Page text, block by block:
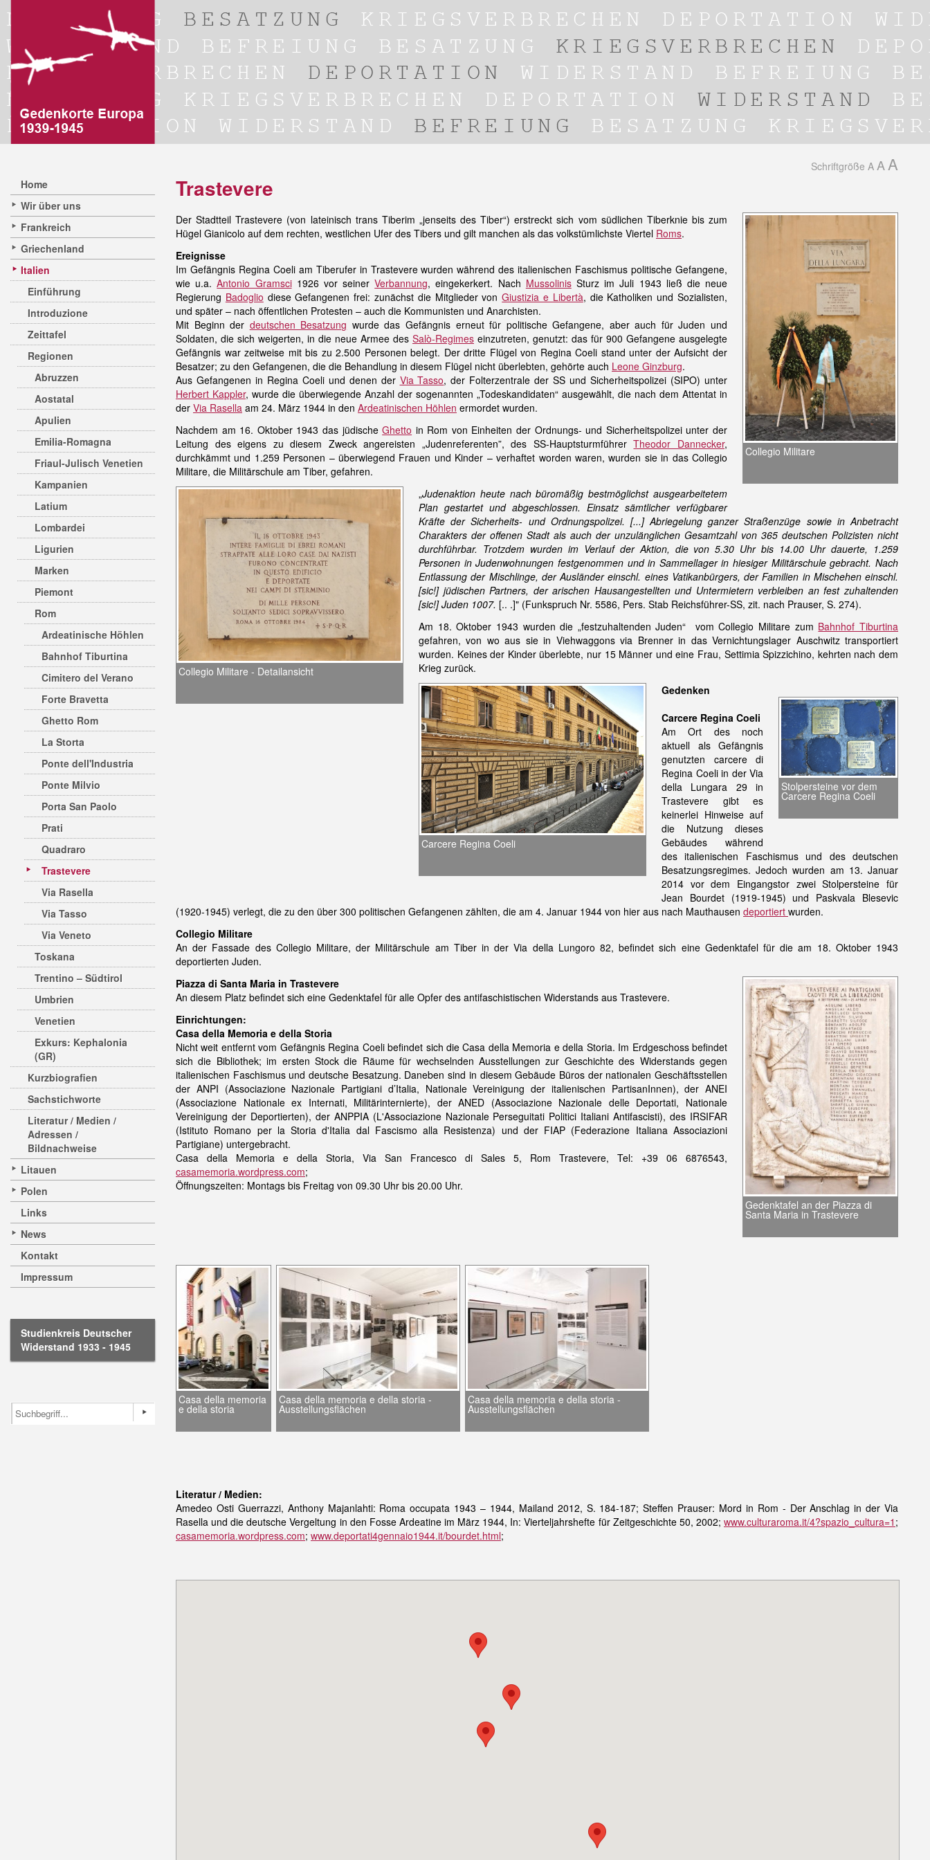
Home
Wir über uns
Frankreich
Griechenland
Italien
Einführung
Introduzione
Zeittafel
Regionen
Abruzzen
Aostatal
Apulien
Emilia-Romagna
Friaul-Julisch Venetien
Kampanien
Latium
Lombardei
Ligurien
Marken
Piemont
Rom
Ardeatinische Höhlen
Bahnhof Tiburtina
Cimitero del Verano
Forte Bravetta
Ghetto Rom
La Storta
Ponte dell'Industria
Ponte Milvio
Porta San Paolo
Prati
Quadraro
Trastevere
Via Rasella
Via Tasso
Via Veneto
Toskana
Trentino – Südtirol
Umbrien
Venetien
Exkurs: Kephalonia
(GR)
Kurzbiografien
Sachstichworte
Literatur / Medien /
Adressen /
Bildnachweise
Litauen
Polen
Links
News
Kontakt
Impressum
Studienkreis Deutscher
Widerstand 1933 - 1945
Schriftgröße A A A
Trastevere
Collegio Militare
Der Stadtteil Trastevere (von lateinisch trans Tiberim „jenseits des Tiber“) erstreckt sich vom südlichen Tiberknie bis zum
Hügel Gianicolo auf dem rechten, westlichen Ufer des Tibers und gilt manchen als das volkstümlichste Viertel Roms.
Ereignisse
Im Gefängnis Regina Coeli am Tiberufer in Trastevere wurden während des italienischen Faschismus politische Gefangene,
wie u.a.Antonio Gramsci1926 vor seinerVerbannung, eingekerkert. Nach MussolinisSturz im Juli 1943 ließ die neue
Regierung Badoglio diese Gefangenen frei: zunächst die Mitglieder vonGiustizia e Libertà, die Katholiken und Sozialisten,
und später – nach öffentlichen Protesten – auch die Kommunisten und Anarchisten.
Mit Beginn der deutschen Besatzung wurde das Gefängnis erneut für politische Gefangene, aber auch für Juden und
Soldaten, die sich weigerten, in die neue Armee des Salò-Regimes einzutreten, genutzt: das für 900 Gefangene ausgelegte
Gefängnis war zeitweise mit bis zu 2.500 Personen belegt. Der dritte Flügel von Regina Coeli stand unter der Aufsicht der
Besatzer; zu den Gefangenen, die die Behandlung in diesem Flügel nicht überlebten, gehörte auch Leone Ginzburg.
Aus Gefangenen in Regina Coeli und denen der Via Tasso, der Folterzentrale der SS und Sicherheitspolizei (SIPO) unter
Herbert Kappler, wurde die überwiegende Anzahl der sogenannten „Todeskandidaten“ ausgewählt, die nach dem Attentat in
der Via Rasella am 24. März 1944 in den Ardeatinischen Höhlen ermordet wurden.
Nachdem am 16. Oktober 1943 das jüdischeGhetto in Rom von Einheiten der Ordnungs- und Sicherheitspolizei unter der
Leitung des eigens zu diesem Zweck angereisten „Judenreferenten”, des SS-HauptsturmführerTheodor Dannecker,
durchkämmt und 1.259 Personen – überwiegend Frauen und Kinder – verhaftet worden waren, wurden sie in das Collegio
Militare, die Militärschule am Tiber, gefahren.
Collegio Militare - Detailansicht
„Judenaktion heute nach büromäßig bestmöglichst ausgearbeitetem
Plan gestartet und abgeschlossen. Einsatz sämtlicher verfügbarer
Kräfte der Sicherheits- und Ordnungspolizei. [...] Abriegelung ganzer Straßenzüge sowie in Anbetracht
Charakters der offenen Stadt als auch der unzulänglichen Gesamtzahl von 365 deutschen Polizisten nicht
durchführbar. Trotzdem wurden im Verlauf der Aktion, die von 5.30 Uhr bis 14.00 Uhr dauerte, 1.259
Personen in Judenwohnungen festgenommen und in Sammellager in hiesiger Militärschule gebracht. Nach
Entlassung der Mischlinge, der Ausländer einschl. eines Vatikanbürgers, der Familien in Mischehen einschl.
[sic!] jüdischen Partners, der arischen Hausangestellten und Untermietern verbleiben an fest zuhaltenden
[sic!] Juden 1007. [.. .]" (Funkspruch Nr. 5586, Pers. Stab Reichsführer-SS, zit. nach Prauser, S. 274).
Am 18. Oktober 1943 wurden die „festzuhaltenden Juden“ vom Collegio Militare zum Bahnhof Tiburtina
gefahren, von wo aus sie in Viehwaggons via Brenner in das Vernichtungslager Auschwitz transportiert
wurden. Keines der Kinder überlebte, nur 15 Männer und eine Frau, Settimia Spizzichino, kehrten nach dem
Krieg zurück.
Carcere Regina Coeli
Gedenken
Stolpersteine vor dem
Carcere Regina Coeli
Carcere Regina Coeli
Am Ort des noch
aktuell als Gefängnis
genutzten carcere di
Regina Coeli in der Via
della Lungara 29 in
Trastevere gibt es
keinerlei Hinweise auf
die Nutzung dieses
Gebäudes während
des italienischen Faschismus und des deutschen
Besatzungsregimes. Jedoch wurden am 13. Januar
2014 vor dem Eingangstor zwei Stolpersteine für
Jean Bourdet (1919-1945) und Paskvala Blesevic
(1920-1945) verlegt, die zu den über 300 politischen Gefangenen zählten, die am 4. Januar 1944 von hier aus nach Mauthausen deportiert wurden.
Collegio Militare
An der Fassade des Collegio Militare, der Militärschule am Tiber in der Via della Lungoro 82, befindet sich eine Gedenktafel für die am 18. Oktober 1943
deportierten Juden.
Gedenktafel an der Piazza di
Santa Maria in Trastevere
Piazza di Santa Maria in Trastevere
An diesem Platz befindet sich eine Gedenktafel für alle Opfer des antifaschistischen Widerstands aus Trastevere.
Einrichtungen:
Casa della Memoria e della Storia
Nicht weit entfernt vom Gefängnis Regina Coeli befindet sich die Casa della Memoria e della Storia. Im Erdgeschoss befindet
sich die Bibliothek; im ersten Stock die Räume für wechselnden Ausstellungen zur Geschichte des Widerstands gegen
italienischen Faschismus und deutsche Besatzung. Daneben sind in diesem Gebäude Büros der nationalen Geschäftsstellen
der ANPI (Associazione Nazionale Partigiani d’Italia, Nationale Vereinigung der italienischen PartisanInnen), der ANEI
(Associazione Nationale ex Internati, Militärinternierte), der ANED (Associazione Nazionale delle Deportati, Nationale
Vereinigung der Deportierten), der ANPPIA (L'Associazione Nazionale Perseguitati Politici Italiani Antifascisti), des IRSIFAR
(Istituto Romano per la Storia d'Italia dal Fascismo alla Resistenza) und der FIAP (Federazione Italiana Associazioni
Partigiane) untergebracht.
Casa della Memoria e della Storia, Via San Francesco di Sales 5, Rom Trastevere, Tel: +39 06 6876543,
casamemoria.wordpress.com;
Öffnungszeiten: Montags bis Freitag von 09.30 Uhr bis 20.00 Uhr.
Casa della memoria
e della storia
Casa della memoria e della storia -
Ausstellungsflächen
Casa della memoria e della storia -
Ausstellungsflächen
Literatur / Medien:
Amedeo Osti Guerrazzi, Anthony Majanlahti: Roma occupata 1943 – 1944, Mailand 2012, S. 184-187; Steffen Prauser: Mord in Rom - Der Anschlag in der Via
Rasella und die deutsche Vergeltung in den Fosse Ardeatine im März 1944, In: Vierteljahrshefte für Zeitgeschichte 50, 2002; www.culturaroma.it/4?spazio_cultura=1 ;
casamemoria.wordpress.com; www.deportati4gennaio1944.it/bourdet.html;